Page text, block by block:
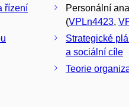
řízení
Personální
(VPLn4423,
Strategické
a sociální cíle
Teorie